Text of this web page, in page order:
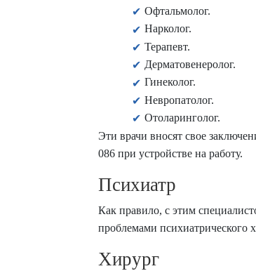
Офтальмолог.
Нарколог.
Терапевт.
Дерматовенеролог.
Гинеколог.
Невропатолог.
Отоларинголог.
Эти врачи вносят свое
086 при устройстве на работу.
Психиатр
Как правило, с этим
проблемами психиатрического
Хирург